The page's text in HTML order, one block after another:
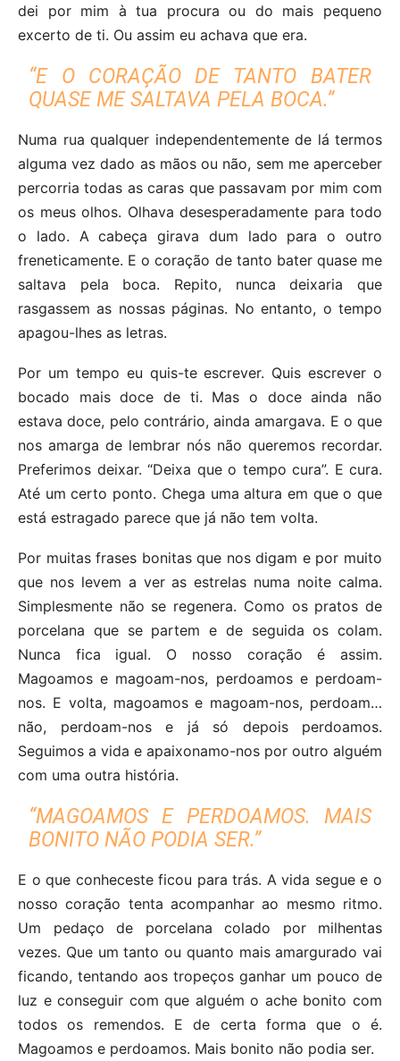
dei por mim à tua procura ou do mais pequeno
excerto de ti. Ou assim eu achava que era.
“E O CORAÇÃO DE TANTO BATER
QUASE ME SALTAVA PELA BOCA.”
Numa rua qualquer independentemente de lá termos
alguma vez dado as mãos ou não, sem me aperceber
percorria todas as caras que passavam por mim com
os meus olhos. Olhava desesperadamente para todo
o lado. A cabeça girava dum lado para o outro
freneticamente. E o coração de tanto bater quase me
saltava pela boca. Repito, nunca deixaria que
rasgassem as nossas páginas. No entanto, o tempo
apagou-lhes as letras.
Por um tempo eu quis-te escrever. Quis escrever o
bocado mais doce de ti. Mas o doce ainda não
estava doce, pelo contrário, ainda amargava. E o que
nos amarga de lembrar nós não queremos recordar.
Preferimos deixar. “Deixa que o tempo cura”. E cura.
Até um certo ponto. Chega uma altura em que o que
está estragado parece que já não tem volta.
Por muitas frases bonitas que nos digam e por muito
que nos levem a ver as estrelas numa noite calma.
Simplesmente não se regenera. Como os pratos de
porcelana que se partem e de seguida os colam.
Nunca fica igual. O nosso coração é assim.
Magoamos e magoam-nos, perdoamos e perdoam-
nos. E volta, magoamos e magoam-nos, perdoam…
não, perdoam-nos e já só depois perdoamos.
Seguimos a vida e apaixonamo-nos por outro alguém
com uma outra história.
“MAGOAMOS E PERDOAMOS. MAIS
BONITO NÃO PODIA SER.”
E o que conheceste ficou para trás. A vida segue e o
nosso coração tenta acompanhar ao mesmo ritmo.
Um pedaço de porcelana colado por milhentas
vezes. Que um tanto ou quanto mais amargurado vai
ficando, tentando aos tropeços ganhar um pouco de
luz e conseguir com que alguém o ache bonito com
todos os remendos. E de certa forma que o é.
Magoamos e perdoamos. Mais bonito não podia ser.